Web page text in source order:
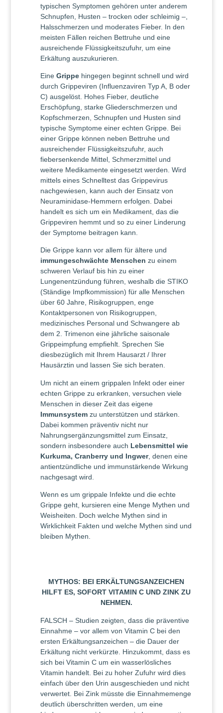
typischen Symptomen gehören unter anderem
Schnupfen, Husten – trocken oder schleimig –,
Halsschmerzen und moderates Fieber. In den
meisten Fällen reichen Bettruhe und eine
ausreichende Flüssigkeitszufuhr, um eine
Erkältung auszukurieren.
Eine Grippehingegen beginnt schnell und wird
durch Grippeviren (Influenzaviren Typ A, B oder
C) ausgelöst. Hohes Fieber, deutliche
Erschöpfung, starke Gliederschmerzen und
Kopfschmerzen, Schnupfen und Husten sind
typische Symptome einer echten Grippe. Bei
einer Grippe können neben Bettruhe und
ausreichender Flüssigkeitszufuhr, auch
fiebersenkende Mittel, Schmerzmittel und
weitere Medikamente eingesetzt werden. Wird
mittels eines Schnelltest das Grippevirus
nachgewiesen, kann auch der Einsatz von
Neuraminidase-Hemmern erfolgen. Dabei
handelt es sich um ein Medikament, das die
Grippeviren hemmt und so zu einer Linderung
der Symptome beitragen kann.
Die Grippe kann vor allem für ältere und
immungeschwächte Menschen zu einem
schweren Verlauf bis hin zu einer
Lungenentzündung führen, weshalb die STIKO
(Ständige Impfkommission) für alle Menschen
über 60 Jahre, Risikogruppen, enge
Kontaktpersonen von Risikogruppen,
medizinisches Personal und Schwangere ab
dem 2. Trimenon eine jährliche saisonale
Grippeimpfung empfiehlt. Sprechen Sie
diesbezüglich mit Ihrem Hausarzt / Ihrer
Hausärztin und lassen Sie sich beraten.
Um nicht an einem grippalen Infekt oder einer
echten Grippe zu erkranken, versuchen viele
Menschen in dieser Zeit das eigene
Immunsystemzu unterstützen und stärken.
Dabei kommen präventiv nicht nur
Nahrungsergänzungsmittel zum Einsatz,
sondern insbesondere auch Lebensmittel wie
Kurkuma, Cranberry und Ingwer, denen eine
antientzündliche und immunstärkende Wirkung
nachgesagt wird.
Wenn es um grippale Infekte und die echte
Grippe geht, kursieren eine Menge Mythen und
Weisheiten. Doch welche Mythen sind in
Wirklichkeit Fakten und welche Mythen sind und
bleiben Mythen.
MYTHOS: BEI ERKÄLTUNGSANZEICHEN
HILFT ES, SOFORT VITAMIN C UND ZINK ZU
NEHMEN.
FALSCH – Studien zeigten, dass die präventive
Einnahme – vor allem von Vitamin C bei den
ersten Erkältungsanzeichen – die Dauer der
Erkältung nicht verkürzte. Hinzukommt, dass es
sich bei Vitamin C um ein wasserlösliches
Vitamin handelt. Bei zu hoher Zufuhr wird dies
einfach über den Urin ausgeschieden und nicht
verwertet. Bei Zink müsste die Einnahmemenge
deutlich überschritten werden, um eine